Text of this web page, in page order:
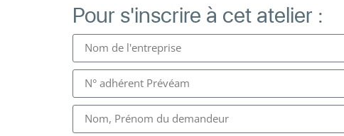
Pour s'inscrire à cet atelier :